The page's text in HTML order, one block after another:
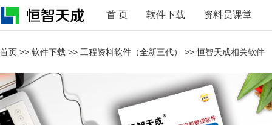
首 页 软件下载 资料员课堂
首页 >> 软件下载 >> 工程资料软件（全新三代） >>恒智天成相关软件